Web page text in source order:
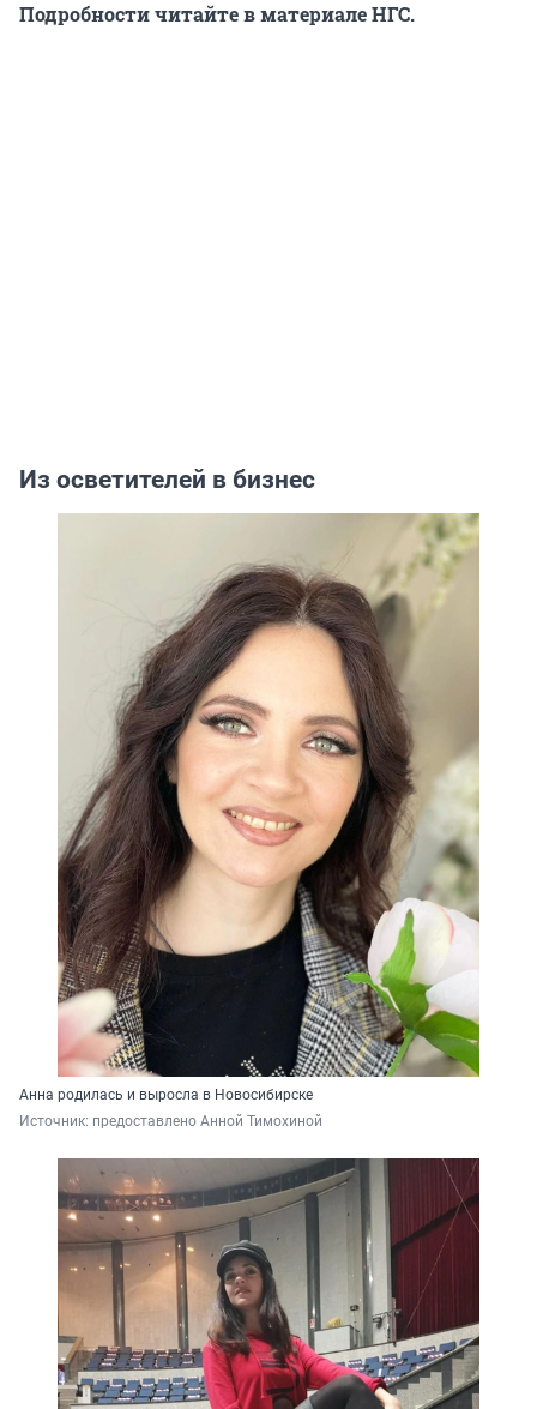
Подробности читайте в материале НГС.
Из осветителей в бизнес
Анна родилась и выросла в Новосибирске
Источник: предоставлено Анной Тимохиной